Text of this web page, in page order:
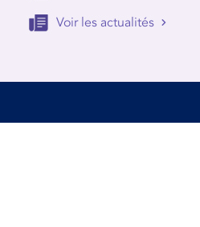
Voir les actualités